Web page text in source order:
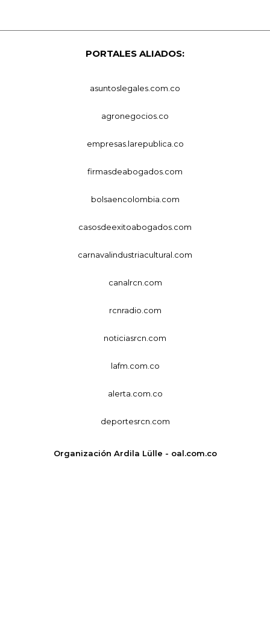
PORTALES ALIADOS:
asuntoslegales.com.co
agronegocios.co
empresas.larepublica.co
firmasdeabogados.com
bolsaencolombia.com
casosdeexitoabogados.com
carnavalindustriacultural.com
canalrcn.com
rcnradio.com
noticiasrcn.com
lafm.com.co
alerta.com.co
deportesrcn.com
Organización Ardila Lülle - oal.com.co